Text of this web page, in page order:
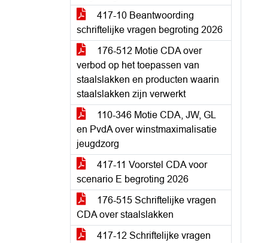
417-10 Beantwoording
schriftelijke vragen begroting 2026
176-512 Motie CDA over
verbod op het toepassen van
staalslakken en producten waarin
staalslakken zijn verwerkt
110-346 Motie CDA, JW, GL
en PvdA over winstmaximalisatie
jeugdzorg
417-11 Voorstel CDA voor
scenario E begroting 2026
176-515 Schriftelijke vragen
CDA over staalslakken
417-12 Schriftelijke vragen